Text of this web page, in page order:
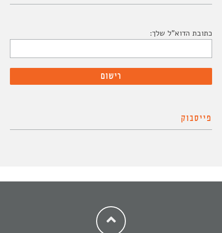
כתובת הדוא"ל שלך:
פייסבוק